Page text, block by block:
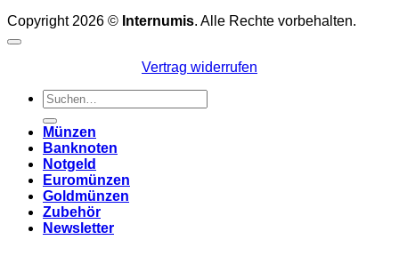
Copyright 2026 © Internumis. Alle Rechte vorbehalten.
Vertrag widerrufen
Suchen
nach:
Münzen
Banknoten
Notgeld
Euromünzen
Goldmünzen
Zubehör
Newsletter